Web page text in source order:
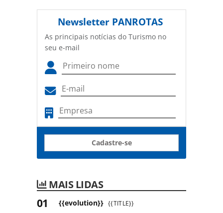
Newsletter PANROTAS
As principais notícias do Turismo no
seu e-mail
Cadastre-se
MAIS LIDAS
{{evolution}} {{TITLE}}